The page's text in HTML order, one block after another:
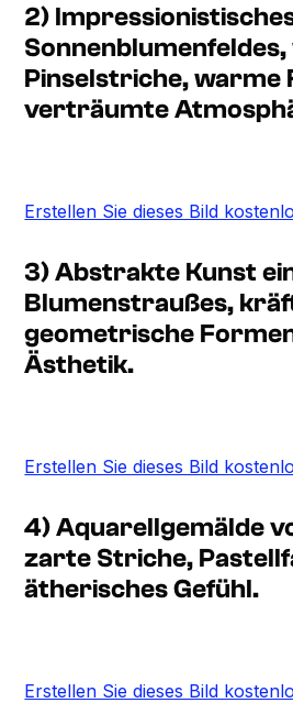
2)
Sonnenblumenfeldes,
Pinselstriche, warme
verträumte
Erstellen Sie dieses Bild
3) Abstrakte Kunst
Blumenstraußes,
geometrische
Ästhetik.
Erstellen Sie dieses Bild
4) Aquarellgemälde
zarte Striche,
ätherisches Gefühl.
Erstellen Sie dieses Bild